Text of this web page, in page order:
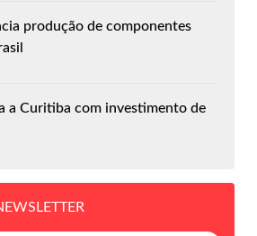
produção de componentes
a Curitiba com investimento de